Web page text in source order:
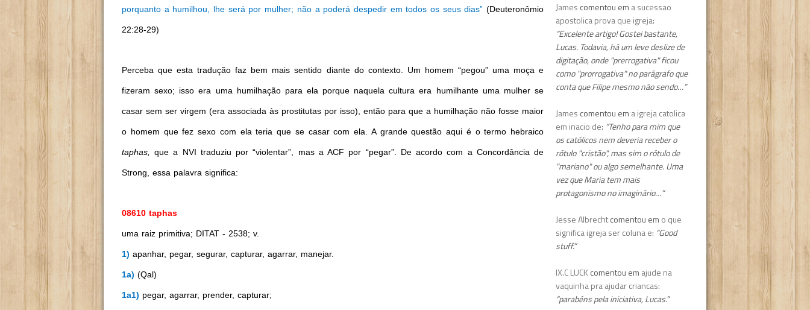
porquanto a humilhou, lhe será por mulher; não a poderá despedir em todos os seus dias” (Deuteronômio
22:28-29)
Perceba que esta tradução faz bem mais sentido diante do contexto. Um homem “pegou” uma moça e
fizeram sexo; isso era uma humilhação para ela porque naquela cultura era humilhante uma mulher se
casar sem ser virgem (era associada às prostitutas por isso), então para que a humilhação não fosse maior
o homem que fez sexo com ela teria que se casar com ela. A grande questão aqui é o termo hebraico
taphas,que a NVI traduziu por “violentar”, mas a ACF por “pegar”. De acordo com a Concordância de
Strong, essa palavra significa:
08610 taphas
uma raiz primitiva; DITAT - 2538; v.
1) apanhar, pegar, segurar, capturar, agarrar, manejar.
1a) (Qal)
1a1) pegar, agarrar, prender, capturar;
James comentou em a sucessao
apostolica prova que igreja:
“Excelente artigo! Gostei bastante,
Lucas. Todavia, há um leve deslize de
digitação, onde "prerrogativa" ficou
como "prorrogativa" no parágrafo que
conta que Filipe mesmo não sendo…”
James comentou em a igreja catolica
em inacio de: “Tenho para mim que
os católicos nem deveria receber o
rótulo "cristão", mas sim o rótulo de
"mariano" ou algo semelhante. Uma
vez que Maria tem mais
protagonismo no imaginário…”
Jesse Albrechtcomentou em o que
significa igreja ser coluna e: “Good
stuff.”
IX.C LUCK comentou em ajude na
vaquinha pra ajudar criancas:
“parabéns pela iniciativa, Lucas.”